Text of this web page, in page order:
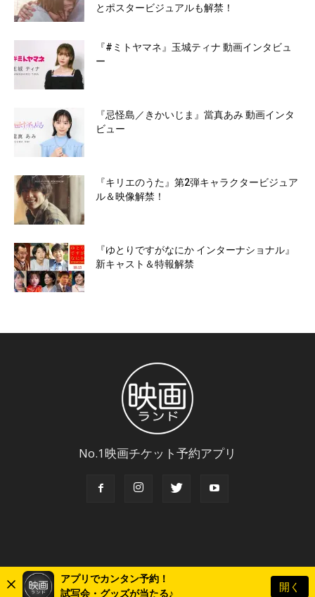
アプリでカンタン予約！
試写会・グッズが当たる♪
開く
とポスタービジュアルも解禁！
『#ミトヤマネ』玉城ティナ 動画インタビュ
ー
『忌怪島／きかいじま』當真あみ 動画インタ
ビュー
『キリエのうた』第2弾キャラクタービジュア
ル＆映像解禁！
『ゆとりですがなにか インターナショナル』
新キャスト＆特報解禁
No.1映画チケット予約アプリ
© Copyright 2018 Eigaland, inc. All Rights Reserved.